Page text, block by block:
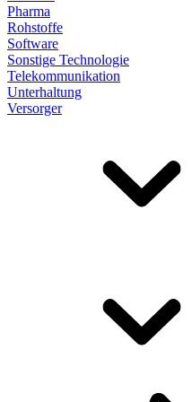
Pharma
Rohstoffe
Software
Sonstige Technologie
Telekommunikation
Unterhaltung
Versorger